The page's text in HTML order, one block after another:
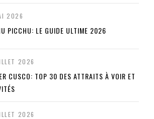
2026
PICCHU: LE GUIDE ULTIME 2026
2026
CUSCO: TOP 30 DES ATTRAITS À VOIR ET
2026